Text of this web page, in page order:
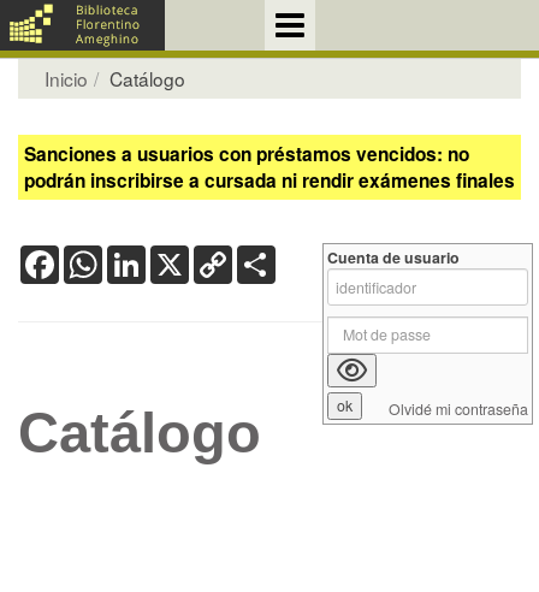
Inicio Catálogo
Sanciones a usuarios con préstamos vencidos: no
podrán inscribirse a cursada ni rendir exámenes finales
FacebookWhatsApp
LinkedIn
X Copy
Link
Catálogo
Cuenta de usuario
Olvidé mi contraseña